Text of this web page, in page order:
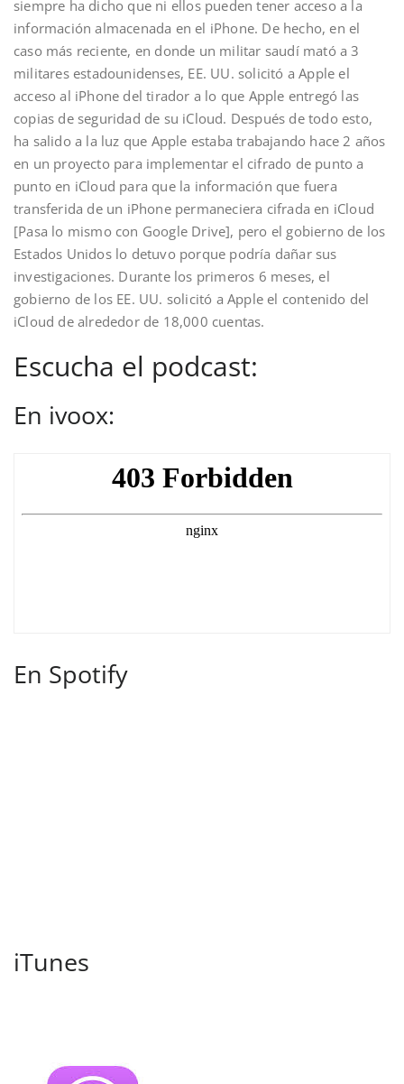
siempre ha dicho que ni ellos pueden tener acceso a la
información almacenada en el iPhone. De hecho, en el
caso más reciente, en donde un militar saudí mató a 3
militares estadounidenses, EE. UU. solicitó a Apple el
acceso al iPhone del tirador a lo que Apple entregó las
copias de seguridad de su iCloud. Después de todo esto,
ha salido a la luz que Apple estaba trabajando hace 2 años
en un proyecto para implementar el cifrado de punto a
punto en iCloud para que la información que fuera
transferida de un iPhone permaneciera cifrada en iCloud
[Pasa lo mismo con Google Drive], pero el gobierno de los
Estados Unidos lo detuvo porque podría dañar sus
investigaciones. Durante los primeros 6 meses, el
gobierno de los EE. UU. solicitó a Apple el contenido del
iCloud de alrededor de 18,000 cuentas.
Escucha el podcast:
En ivoox:
En Spotify
iTunes